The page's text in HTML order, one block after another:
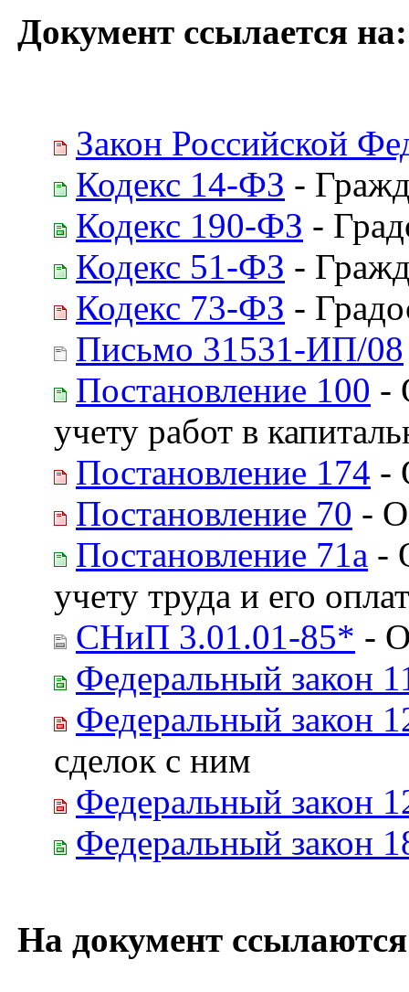
Документ ссылается на:
Закон Российской
Кодекс 14-ФЗ -
Кодекс 190-ФЗ -
Кодекс 51-ФЗ -
Кодекс 73-ФЗ -
Письмо 31531-ИП/08
Постановление 100 -
учету работ в
Постановление 174 -
Постановление 70 - О
Постановление 71а -
учету труда и его
СНиП 3.01.01-85* -
Федеральный закон
Федеральный закон
сделок с ним
Федеральный закон
Федеральный закон
На документ